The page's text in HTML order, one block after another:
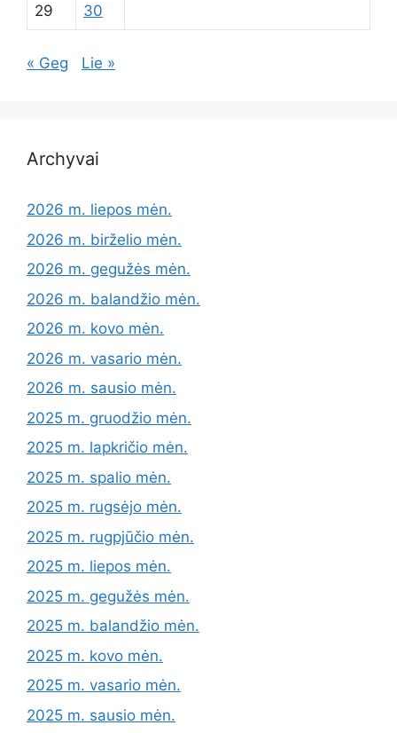
29 30
« Geg Lie »
Archyvai
2026 m. liepos mėn.
2026 m. birželio mėn.
2026 m. gegužės mėn.
2026 m. balandžio mėn.
2026 m. kovo mėn.
2026 m. vasario mėn.
2026 m. sausio mėn.
2025 m. gruodžio mėn.
2025 m. lapkričio mėn.
2025 m. spalio mėn.
2025 m. rugsėjo mėn.
2025 m. rugpjūčio mėn.
2025 m. liepos mėn.
2025 m. gegužės mėn.
2025 m. balandžio mėn.
2025 m. kovo mėn.
2025 m. vasario mėn.
2025 m. sausio mėn.